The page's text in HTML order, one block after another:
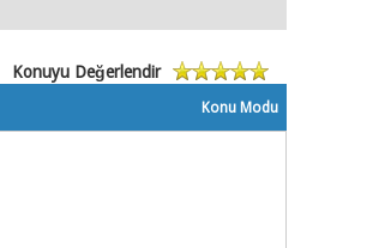
Konuyu Değerlendir
Konu Modu